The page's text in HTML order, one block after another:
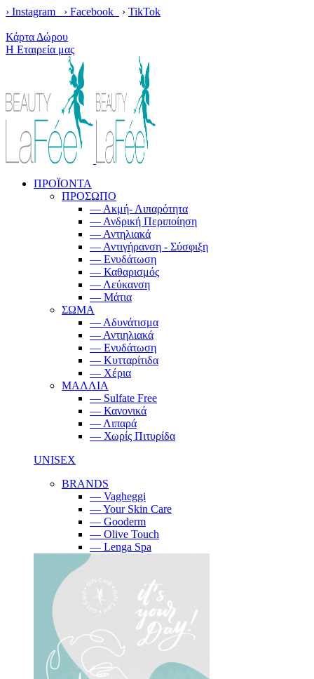
› Instagram › Facebook › TikTok
Κάρτα Δώρου
Η Εταιρεία μας
ΠΡΟΪΟΝΤΑ
ΠΡΟΣΩΠΟ
— Ακμή- Λιπαρότητα
— Ανδρική Περιποίηση
— Αντηλιακά
— Αντιγήρανση - Σύσφιξη
— Ενυδάτωση
— Καθαρισμός
— Λεύκανση
— Μάτια
ΣΩΜΑ
— Αδυνάτισμα
— Αντιηλιακά
— Ενυδάτωση
— Κυτταρίτιδα
— Χέρια
ΜΑΛΛΙΑ
— Sulfate Free
— Κανονικά
— Λιπαρά
— Χωρίς Πιτυρίδα
UNISEX
BRANDS
— Vagheggi
— Your Skin Care
— Gooderm
— Olive Touch
— Lenga Spa